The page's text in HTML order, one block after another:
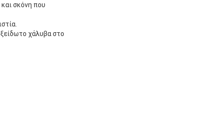
και σκόνη που
χάλυβα στο